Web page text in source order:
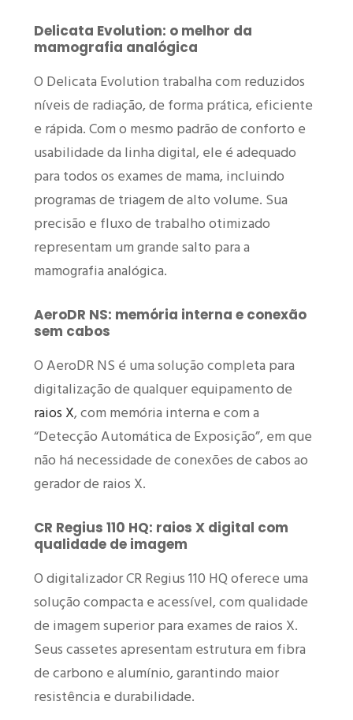
Delicata Evolution: o melhor da
mamografia analógica
O Delicata Evolution trabalha com reduzidos
níveis de radiação, de forma prática, eficiente
e rápida. Com o mesmo padrão de conforto e
usabilidade da linha digital, ele é adequado
para todos os exames de mama, incluindo
programas de triagem de alto volume. Sua
precisão e fluxo de trabalho otimizado
representam um grande salto para a
mamografia analógica.
AeroDR NS: memória interna e conexão
sem cabos
O AeroDR NS é uma solução completa para
digitalização de qualquer equipamento de
raios X, com memória interna e com a
“Detecção Automática de Exposição”, em que
não há necessidade de conexões de cabos ao
gerador de raios X.
CR Regius 110 HQ: raios X digital com
qualidade de imagem
O digitalizador CR Regius 110 HQ oferece uma
solução compacta e acessível, com qualidade
de imagem superior para exames de raios X.
Seus cassetes apresentam estrutura em fibra
de carbono e alumínio, garantindo maior
resistência e durabilidade.